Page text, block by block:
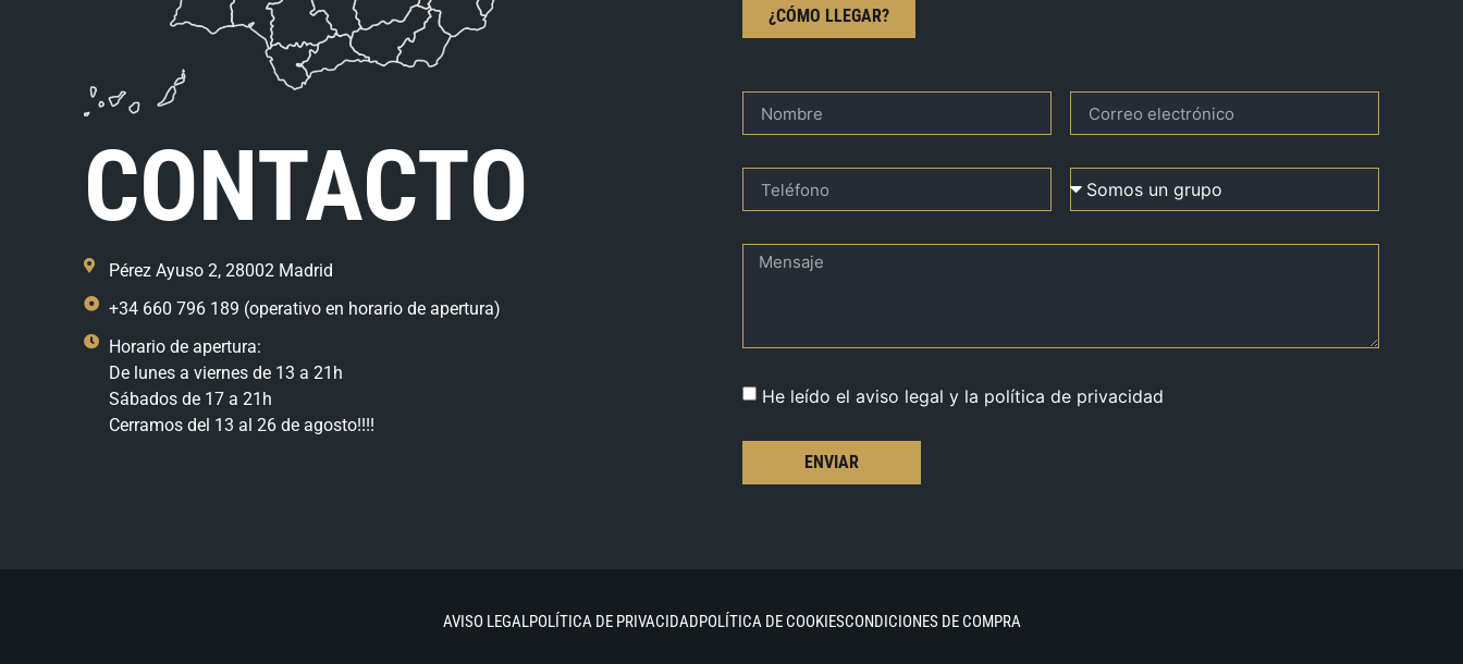
CONTACTO
Pérez Ayuso 2, 28002 Madrid
+34 660 796 189 (operativo en horario de apertura)
Horario de apertura:
De lunes a viernes de 13 a 21h
Sábados de 17 a 21h
Cerramos del 13 al 26 de agosto!!!!
¿CÓMO LLEGAR?
He leído el aviso legal y la política de privacidad
ENVIAR
AVISO LEGALPOLÍTICA DE PRIVACIDADPOLÍTICA DE COOKIESCONDICIONES DE COMPRA